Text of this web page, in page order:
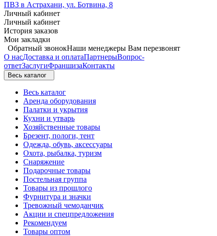
ПВЗ в Астрахани, ул. Ботвина, 8
Личный кабинет
Личный кабинет
История заказов
Мои закладки
Обратный звонокНаши менеджеры Вам перезвонят
О насДоставка и оплатаПартнерыВопрос-
ответЗаслугиФраншизаКонтакты
Весь каталог
Весь каталог
Аренда оборудования
Палатки и укрытия
Кухни и утварь
Хозяйственные товары
Брезент, пологи, тент
Одежда, обувь, аксессуары
Охота, рыбалка, туризм
Снаряжение
Подарочные товары
Постельная группа
Товары из прошлого
Фурнитура и значки
Тревожный чемоданчик
Акции и спецпредложения
Рекомендуем
Товары оптом